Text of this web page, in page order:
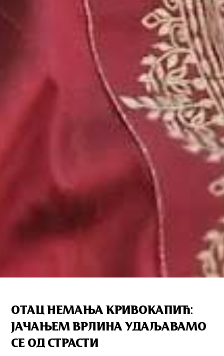
ОТАЦ НЕМАЊА КРИВОКАПИЋ:
ЈАЧАЊЕМ ВРЛИНА УДАЉАВАМО
СЕ ОД СТРАСТИ